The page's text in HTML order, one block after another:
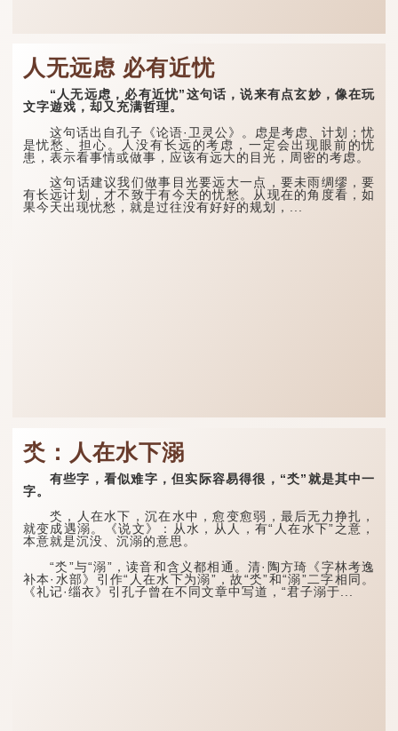
人无远虑 必有近忧
“人无远虑，必有近忧”这句话，说来有点玄妙，像在玩
文字遊戏，却又充满哲理。
这句话出自孔子《论语·卫灵公》。虑是考虑、计划；忧
是忧愁、担心。人没有长远的考虑，一定会出现眼前的忧
患，表示看事情或做事，应该有远大的目光，周密的考虑。
这句话建议我们做事目光要远大一点，要未雨绸缪，要
有长远计划，才不致于有今天的忧愁。从现在的角度看，如
果今天出现忧愁，就是过往没有好好的规划，...
氼：人在水下溺
有些字，看似难字，但实际容易得很，“氼”就是其中一
字。
氼，人在水下，沉在水中，愈变愈弱，最后无力挣扎，
就变成遇溺。《说文》：从水，从人，有“人在水下”之意，
本意就是沉没、沉溺的意思。
“氼”与“溺”，读音和含义都相通。清·陶方琦《字林考逸
补本·水部》引作“人在水下为溺”，故“氼”和“溺”二字相同。
《礼记·缁衣》引孔子曾在不同文章中写道，“君子溺于...